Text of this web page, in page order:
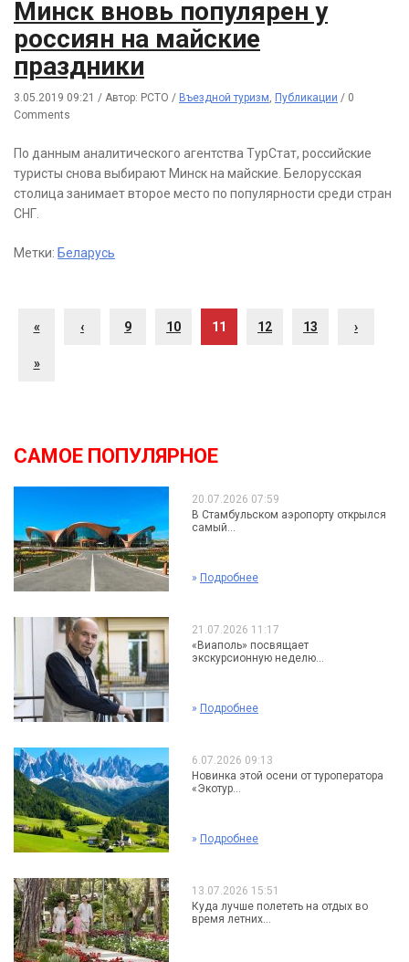
Минск вновь популярен у
россиян на майские
праздники
3.05.2019 09:21 / Автор: РСТО / Въездной туризм, Публикации / 0
Comments
По данным аналитического агентства ТурСтат, российские
туристы снова выбирают Минск на майские. Белорусская
столица занимает второе место по популярности среди стран
СНГ.
Метки: Беларусь
« ‹ 9 10 11 12 13 ›
»
САМОЕ ПОПУЛЯРНОЕ
20.07.2026 07:59
В Стамбульском аэропорту открылся
самый...
» Подробнее
21.07.2026 11:17
«Виаполь» посвящает
экскурсионную неделю...
» Подробнее
6.07.2026 09:13
Новинка этой осени от туроператора
«Экотур...
» Подробнее
13.07.2026 15:51
Куда лучше полететь на отдых во
время летних...